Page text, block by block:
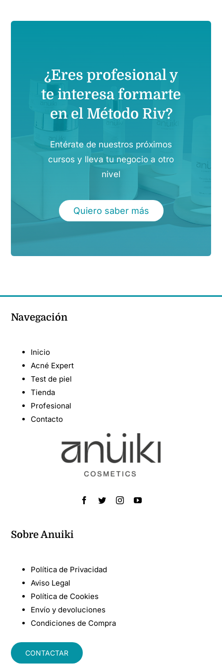
¿Eres profesional y
te interesa formarte
en el Método Riv?
Entérate de nuestros próximos
cursos y lleva tu negocio a otro
nivel
Quiero saber más
Navegación
Inicio
Acné Expert
Test de piel
Tienda
Profesional
Contacto
Sobre Anuiki
Política de Privacidad
Aviso Legal
Política de Cookies
Envío y devoluciones
Condiciones de Compra
CONTACTAR